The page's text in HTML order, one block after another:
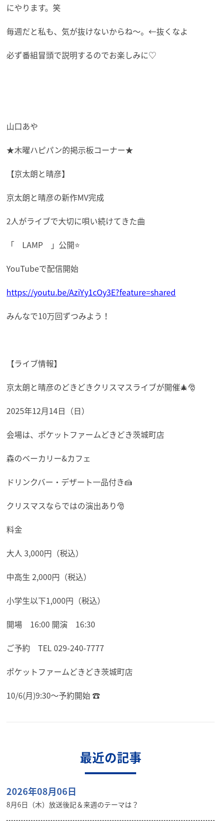
にやります。笑
毎週だと私も、気が抜けないからね〜。←抜くなよ
必ず番組冒頭で説明するのでお楽しみに♡
山口あや
★木曜ハピパン的掲示板コーナー★
【京太朗と晴彦】
京太朗と晴彦の新作MV完成
2人がライブで大切に唄い続けてきた曲
「
LAMP
」公開⭐️
YouTubeで配信開始
https://youtu.be/AziYy1cOy3E?feature=shared
みんなで10万回ずつみよう！
【ライブ情報】
京太朗と晴彦のどきどきクリスマスライブが開催🎄🎅
2025年12月14日（日）
会場は、ポケットファームどきどき茨城町店
森のベーカリー&カフェ
ドリンクバー・デザート一品付き🍰
クリスマスならではの演出あり🎅
料金
大人 3,000円（税込）
中高生 2,000円（税込）
小学生以下1,000円（税込）
開場 16:00 開演 16:30
ご予約 TEL 029-240-7777
ポケットファームどきどき茨城町店
10/6(月)9:30〜予約開始 ☎️
最近の記事
2026年08月06日
8月6日（木）放送後記＆来週のテーマは？